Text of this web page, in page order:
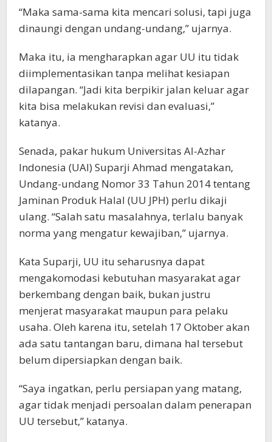
“Maka sama-sama kita mencari solusi, tapi juga
dinaungi dengan undang-undang,” ujarnya.
Maka itu, ia mengharapkan agar UU itu tidak
diimplementasikan tanpa melihat kesiapan
dilapangan. “Jadi kita berpikir jalan keluar agar
kita bisa melakukan revisi dan evaluasi,”
katanya.
Senada, pakar hukum Universitas Al-Azhar
Indonesia (UAI) Suparji Ahmad mengatakan,
Undang-undang Nomor 33 Tahun 2014 tentang
Jaminan Produk Halal (UU JPH) perlu dikaji
ulang. “Salah satu masalahnya, terlalu banyak
norma yang mengatur kewajiban,” ujarnya.
Kata Suparji, UU itu seharusnya dapat
mengakomodasi kebutuhan masyarakat agar
berkembang dengan baik, bukan justru
menjerat masyarakat maupun para pelaku
usaha. Oleh karena itu, setelah 17 Oktober akan
ada satu tantangan baru, dimana hal tersebut
belum dipersiapkan dengan baik.
“Saya ingatkan, perlu persiapan yang matang,
agar tidak menjadi persoalan dalam penerapan
UU tersebut,” katanya.